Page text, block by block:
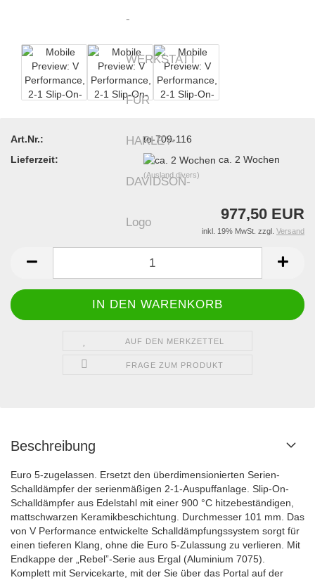
Art.Nr.:
to-709-116
Lieferzeit:
ca. 2 Wochen
(Ausland divers)
977,50 EUR
inkl. 19% MwSt. zzgl. Versand
AUF DEN MERKZETTEL
FRAGE ZUM PRODUKT
Beschreibung
Euro 5-zugelassen. Ersetzt den überdimensionierten Serien-
Schalldämpfer der serienmäßigen 2-1-Auspuffanlage. Slip-On-
Schalldämpfer aus Edelstahl mit einer 900 °C hitzebeständigen,
mattschwarzen Keramikbeschichtung. Durchmesser 101 mm. Das
von V Performance entwickelte Schalldämpfungssystem sorgt für
einen tieferen Klang, ohne die Euro 5-Zulassung zu verlieren. Mit
Endkappe der „Rebel”-Serie aus Ergal (Aluminium 7075).
Komplett mit Servicekarte, mit der Sie über das Portal auf der